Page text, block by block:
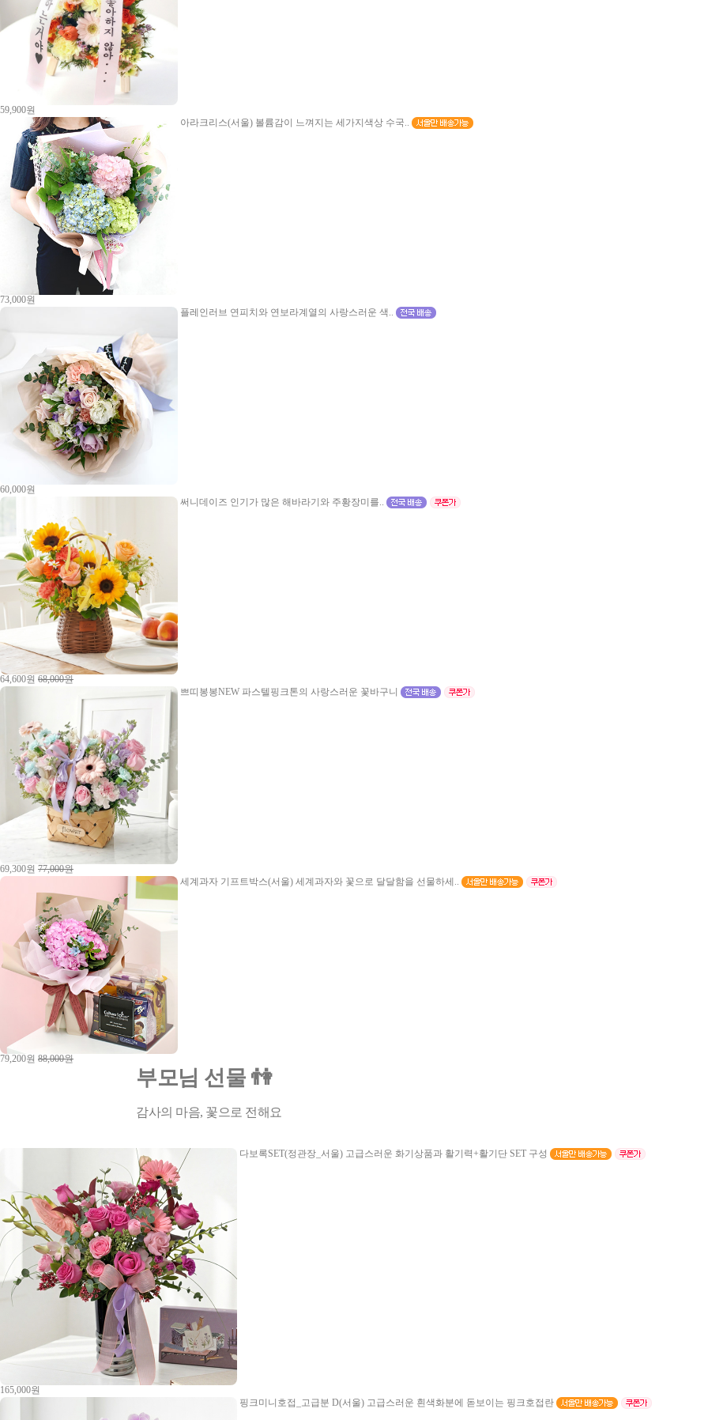
59,900원
아라크리스(서울) 볼륨감이 느껴지는 세가지색상 수국..
73,000원
플레인러브 연피치와 연보라계열의 사랑스러운 색..
60,000원
써니데이즈 인기가 많은 해바라기와 주황장미를..
64,600원 68,000원
쁘띠봉봉NEW 파스텔핑크톤의 사랑스러운 꽃바구니
69,300원 77,000원
세계과자 기프트박스(서울) 세계과자와 꽃으로 달달함을 선물하세..
79,200원 88,000원
부모님 선물 👫
감사의 마음, 꽃으로 전해요
다보록SET(정관장_서울) 고급스러운 화기상품과 활기력+활기단 SET 구성
165,000원
핑크미니호접_고급분 D(서울) 고급스러운 흰색화분에 돋보이는 핑크호접란